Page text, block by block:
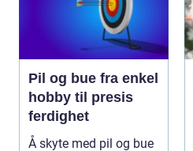
Pil og bue fra enkel
hobby til presis
ferdighet
Å skyte med pil og bue